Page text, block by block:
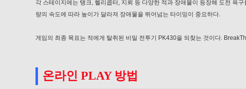
각 스테이지에는 탱크, 헬리콥터, 지뢰 등 다양한 적과 장애물이 등장해 도전 욕
량의 속도에 따라 높이가 달라져 장애물을 뛰어넘는 타이밍이 중요하다.
게임의 최종 목표는 적에게 탈취된 비밀 전투기 PK430을 되찾는 것이다.
온라인 PLAY 방법